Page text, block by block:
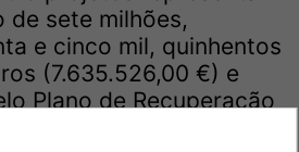
de sete milhões,
e cinco mil, quinhentos
(7.635.526,00 €) e
Plano de Recuperação